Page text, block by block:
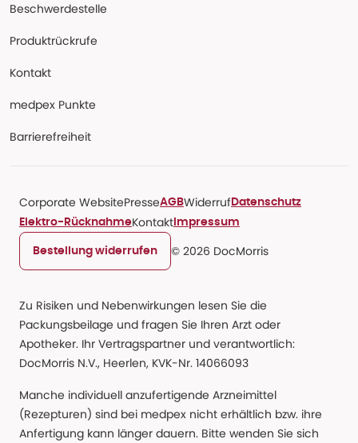
Beschwerdestelle
Produktrückrufe
Kontakt
medpex Punkte
Barrierefreiheit
Corporate WebsitePresseAGBWiderruf Datenschutz
Elektro-RücknahmeKontakt Impressum
Bestellung widerrufen © 2026 DocMorris
Zu Risiken und Nebenwirkungen lesen Sie die
Packungsbeilage und fragen Sie Ihren Arzt oder
Apotheker. Ihr Vertragspartner und verantwortlich:
DocMorris N.V., Heerlen, KVK-Nr. 14066093
Manche individuell anzufertigende Arzneimittel
(Rezepturen) sind bei medpex nicht erhältlich bzw. ihre
Anfertigung kann länger dauern. Bitte wenden Sie sich